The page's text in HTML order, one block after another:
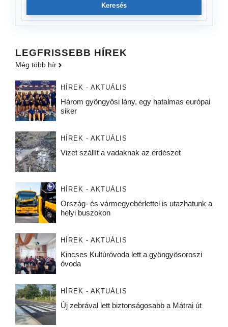
Keresés
LEGFRISSEBB HÍREK
Még több hír
HÍREK - AKTUÁLIS
Három gyöngyösi lány, egy hatalmas európai
siker
HÍREK - AKTUÁLIS
Vizet szállít a vadaknak az erdészet
HÍREK - AKTUÁLIS
Ország- és vármegyebérlettel is utazhatunk a
helyi buszokon
HÍREK - AKTUÁLIS
Kincses Kultúróvoda lett a gyöngyösoroszi
óvoda
HÍREK - AKTUÁLIS
Új zebrával lett biztonságosabb a Mátrai út